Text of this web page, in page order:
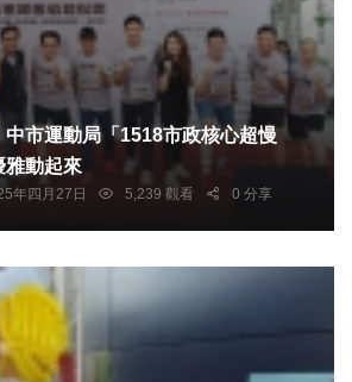
中市運動局「1518市政核心超慢
雅動起來
年四月27日 5,239 觀看 0 分享